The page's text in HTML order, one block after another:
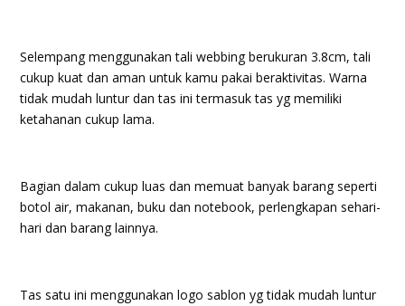
Selempang menggunakan tali webbing berukuran 3.8cm, tali
cukup kuat dan aman untuk kamu pakai beraktivitas. Warna
tidak mudah luntur dan tas ini termasuk tas yg memiliki
ketahanan cukup lama.
Bagian dalam cukup luas dan memuat banyak barang seperti
botol air, makanan, buku dan notebook, perlengkapan sehari-
hari dan barang lainnya.
Tas satu ini menggunakan logo sablon yg tidak mudah luntur